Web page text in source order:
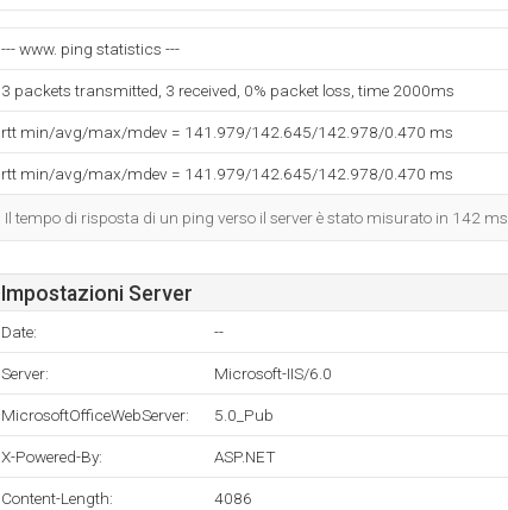
--- www. ping statistics ---
3 packets transmitted, 3 received, 0% packet loss, time 2000ms
rtt min/avg/max/mdev = 141.979/142.645/142.978/0.470 ms
rtt min/avg/max/mdev = 141.979/142.645/142.978/0.470 ms
Il tempo di risposta di un ping verso il server è stato misurato in 142 ms.
Impostazioni Server
Date: --
Server: Microsoft-IIS/6.0
MicrosoftOfficeWebServer: 5.0_Pub
X-Powered-By: ASP.NET
Content-Length: 4086